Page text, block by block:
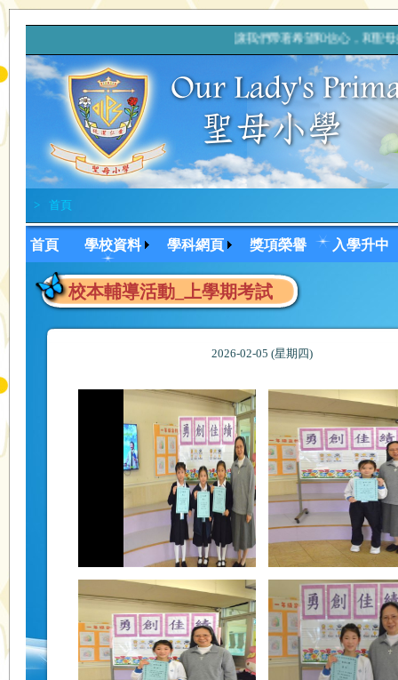
讓我們帶著希望和信心，和
> 首頁
首頁 學校資料 學科網頁 獎項榮譽 入學升中
校本輔導活動_上學期考試
2026-02-05 (星期四)